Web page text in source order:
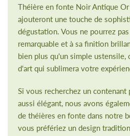
Théière en fonte Noir Antique
ajouteront une touche de
dégustation. Vous ne pourrez
remarquable et à sa finition
bien plus qu'un simple
d'art qui sublimera votre
Si vous recherchez un contenant
aussi élégant, nous avons
de théières en fonte dans notre
vous préfériez un design